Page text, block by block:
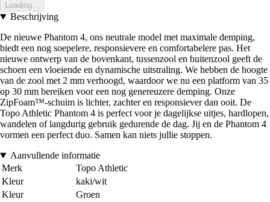
Loading...
Beschrijving
De nieuwe Phantom 4, ons neutrale model met maximale demping,
biedt een nog soepelere, responsievere en comfortabelere pas. Het
nieuwe ontwerp van de bovenkant, tussenzool en buitenzool geeft de
schoen een vloeiende en dynamische uitstraling. We hebben de hoogte
van de zool met 2 mm verhoogd, waardoor we nu een platform van 35
op 30 mm bereiken voor een nog genereuzere demping. Onze
ZipFoam™-schuim is lichter, zachter en responsiever dan ooit. De
Topo Athletic Phantom 4 is perfect voor je dagelijkse uitjes, hardlopen,
wandelen of langdurig gebruik gedurende de dag. Jij en de Phantom 4
vormen een perfect duo. Samen kan niets jullie stoppen.
Aanvullende informatie
Merk
Topo Athletic
Kleur
kaki/wit
Kleur
Groen